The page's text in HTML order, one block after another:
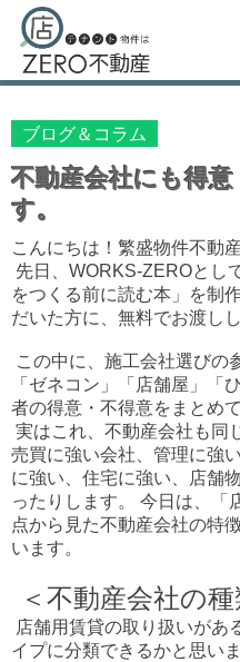
ブログ＆コラム
不動産会社にも得
す。
こんにちは！繁盛物件不動
先日、WORKS-ZEROとし
をつくる前に読む本」を制
だいた方に、無料でお渡し
この中に、施工会社選びの
「ゼネコン」「店舗屋」「
者の得意・不得意をまとめ
実はこれ、不動産会社も同
売買に強い会社、管理に強
に強い、住宅に強い、店舗
ったりします。 今日は、「
点から見た不動産会社の特
います。
＜不動産会社の種
店舗用賃貸の取り扱いがあ
イプに分類できるかと思い